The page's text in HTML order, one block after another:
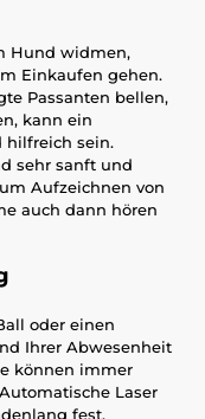
Hund widmen,
Einkaufen gehen.
Passanten bellen,
kann ein
hilfreich sein.
sehr sanft und
Aufzeichnen von
auch dann hören
oder einen
Ihrer Abwesenheit
können immer
Laser
fest.